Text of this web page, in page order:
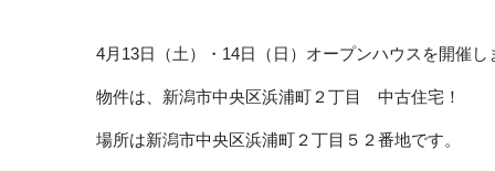
4月13日（土）・14日（日）オープンハウスを開催し
物件は、 新潟市中央区浜浦町２丁目 中古住宅！
場所は新潟市中央区浜浦町２丁目５２番地です。